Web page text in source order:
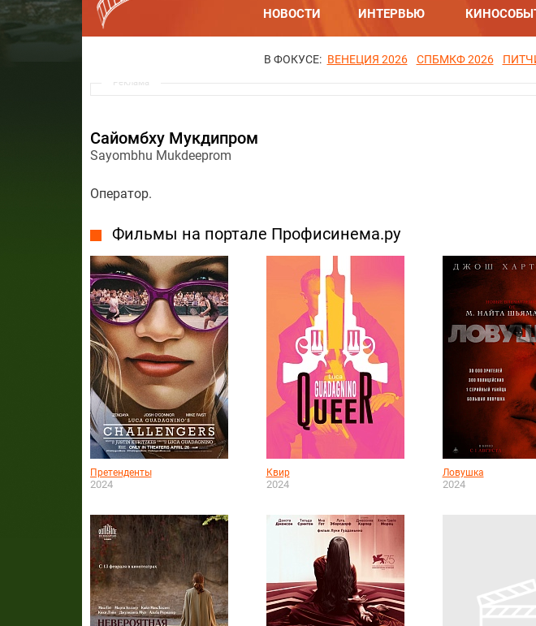
НОВОСТИ ИНТЕРВЬЮ
В ФОКУСЕ: ВЕНЕЦИЯ 2026 СПБМКФ 2026
Реклама
Сайомбху Мукдипром
Sayombhu Mukdeeprom
Оператор.
Фильмы на портале Профисинема.ру
Претенденты
2024
Квир
2024
Ловушка
2024